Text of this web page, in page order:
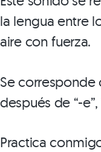
la lengua entre
aire con fuerza.
Se corresponde
después de “-e”,
Practica